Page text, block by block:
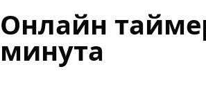
Онлайн
минута